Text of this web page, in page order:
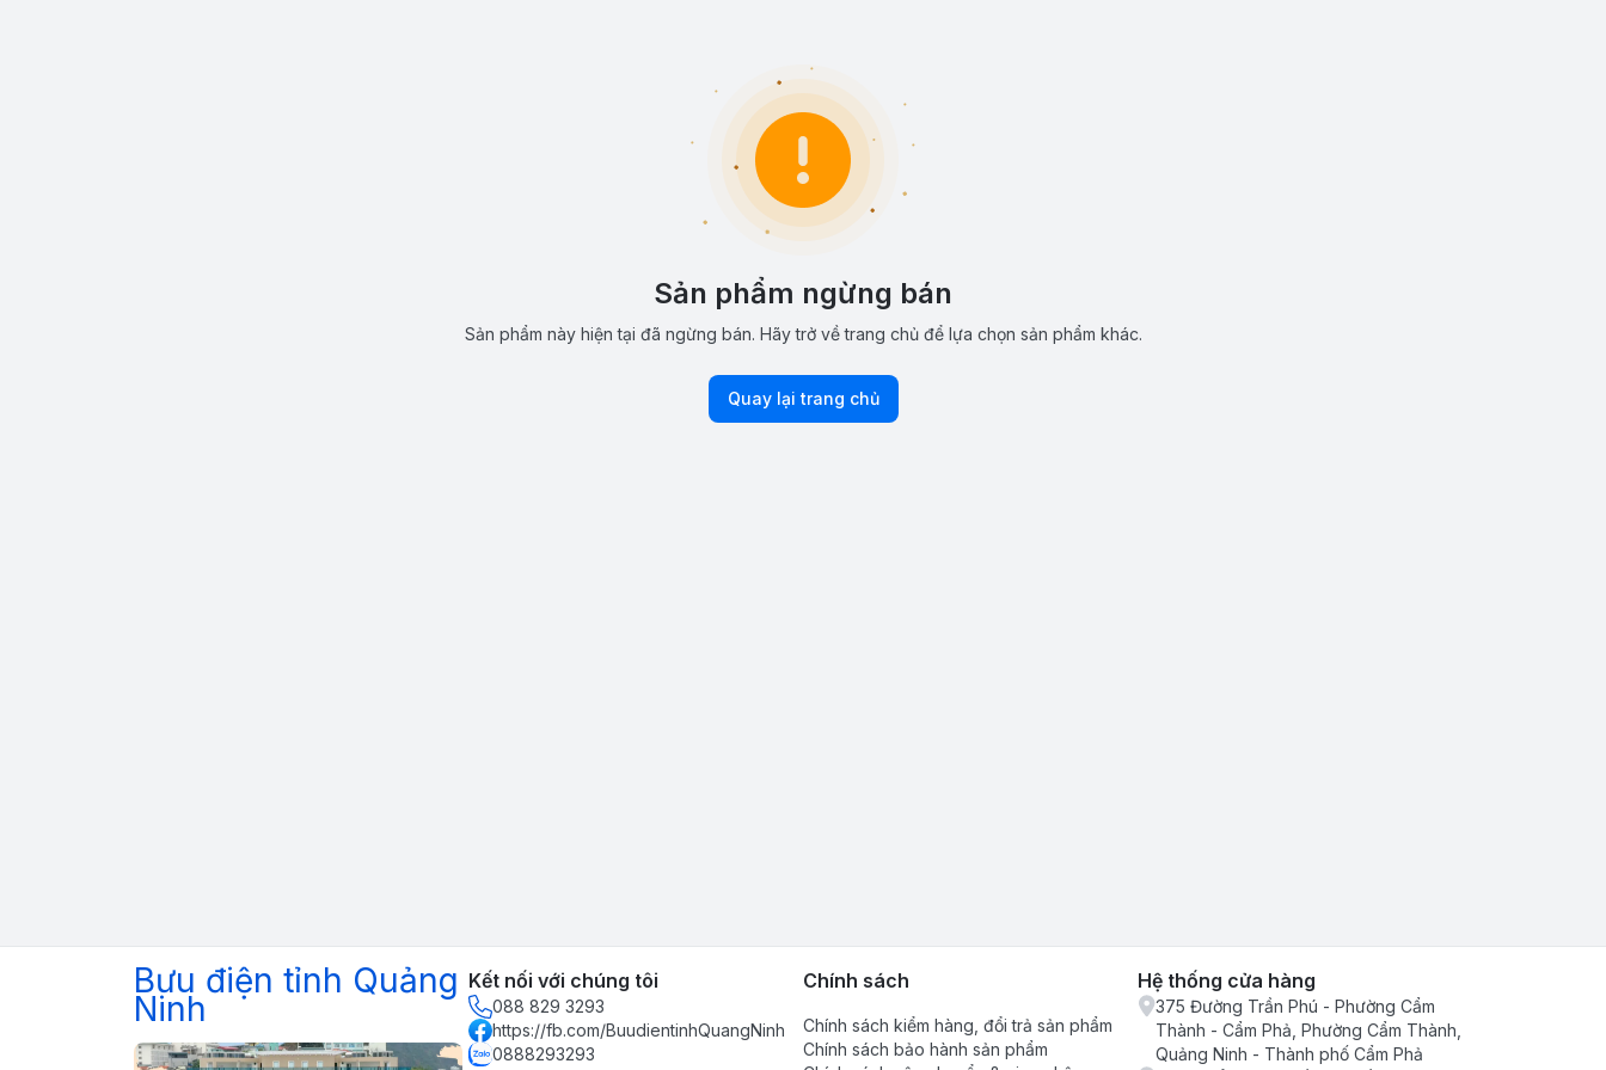
Sản phẩm ngừng bán
Sản phẩm này hiện tại đã ngừng bán. Hãy trở về trang chủ để lựa chọn sản phẩm khác.
Quay lại trang chủ
Bưu điện tỉnh Quảng
Ninh
Kết nối với chúng tôi
088 829 3293
https://fb.com/BuudientinhQuangNinh
0888293293
Chính sách
Chính sách kiểm hàng, đổi trả sản phẩm
Chính sách bảo hành sản phẩm
Hệ thống cửa hàng
375 Đường Trần Phú - Phường Cẩm
Thành - Cẩm Phả, Phường Cẩm Thành,
Quảng Ninh - Thành phố Cẩm Phả